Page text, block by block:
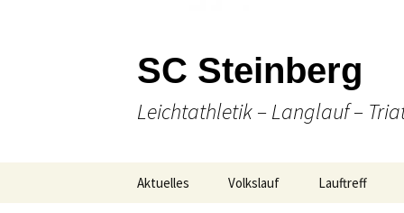
SC Steinberg
Leichtathletik – Langlauf –
Aktuelles Volkslauf Lauftreff